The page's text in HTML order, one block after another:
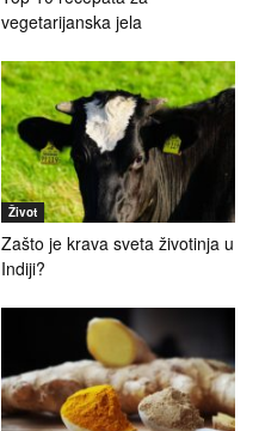
vegetarijanska jela
Život
Zašto je krava sveta životinja u
Indiji?